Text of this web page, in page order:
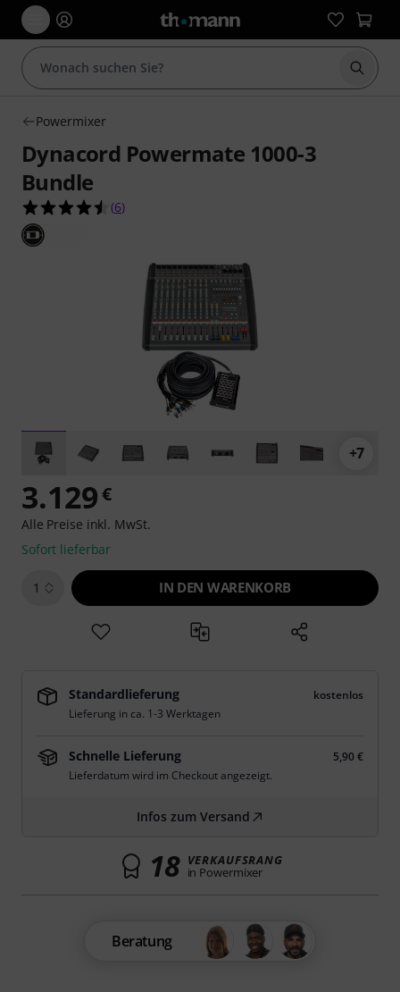
Suche
Powermixer
Dynacord Powermate 1000-3
Bundle
4.5 von 5 Sternen aus 6 Kundenbewertungen
(6)
+7
3.129€
Alle Preise inkl. MwSt.
Sofort lieferbar
1 IN DEN WARENKORB
Standardlieferung
kostenlos
Lieferung in ca. 1-3 Werktagen
Schnelle Lieferung
5,90 €
Lieferdatum wird im Checkout angezeigt.
Infos zum Versand
18 VERKAUFSRANG
in Powermixer
Beratung